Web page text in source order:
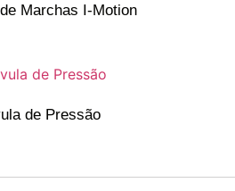
Marchas I-Motion
de Pressão